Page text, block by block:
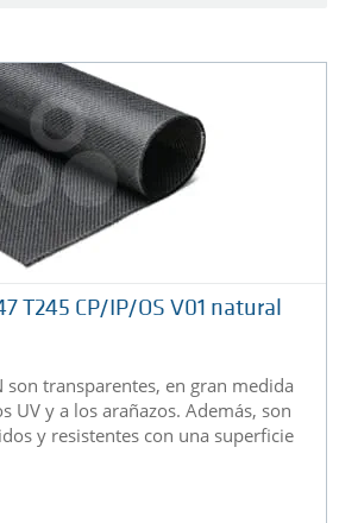
T245 CP/IP/OS V01 natural
son transparentes, en gran medida
UV y a los arañazos. Además, son
y resistentes con una superficie